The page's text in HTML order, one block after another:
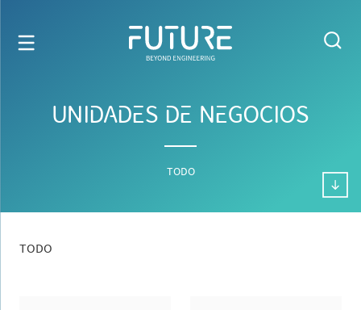
UNIDADES DE NEGOCIOS
TODO
TODO